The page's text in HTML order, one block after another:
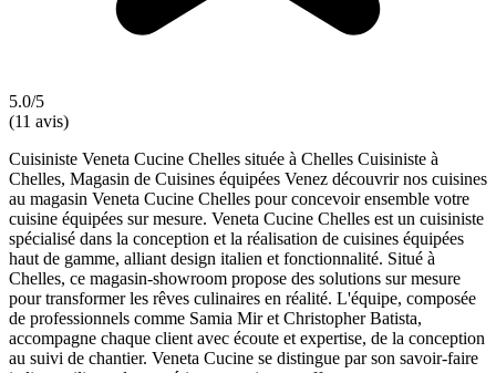
5.0/5
(11 avis)
Cuisiniste Veneta Cucine Chelles située à Chelles Cuisiniste à
Chelles, Magasin de Cuisines équipées Venez découvrir nos cuisines
au magasin Veneta Cucine Chelles pour concevoir ensemble votre
cuisine équipées sur mesure. Veneta Cucine Chelles est un cuisiniste
spécialisé dans la conception et la réalisation de cuisines équipées
haut de gamme, alliant design italien et fonctionnalité. Situé à
Chelles, ce magasin-showroom propose des solutions sur mesure
pour transformer les rêves culinaires en réalité. L'équipe, composée
de professionnels comme Samia Mir et Christopher Batista,
accompagne chaque client avec écoute et expertise, de la conception
au suivi de chantier. Veneta Cucine se distingue par son savoir-faire